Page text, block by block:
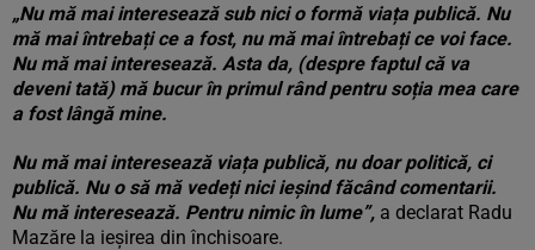
„Nu mă mai interesează sub nici o formă viața publică. Nu
mă mai întrebați ce a fost, nu mă mai întrebați ce voi face.
Nu mă mai interesează. Asta da, (despre faptul că va
deveni tată) mă bucur în primul rând pentru soția mea care
a fost lângă mine.
Nu mă mai interesează viața publică, nu doar politică, ci
publică. Nu o să mă vedeți nici ieșind făcând comentarii.
Nu mă interesează. Pentru nimic în lume”, a declarat Radu
Mazăre la ieșirea din închisoare.